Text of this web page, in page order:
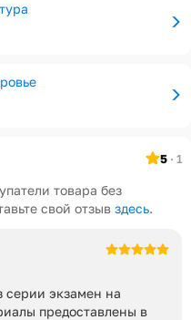
5 · 1
товара без
свой отзыв здесь.
серии экзамен на
предоставлены в